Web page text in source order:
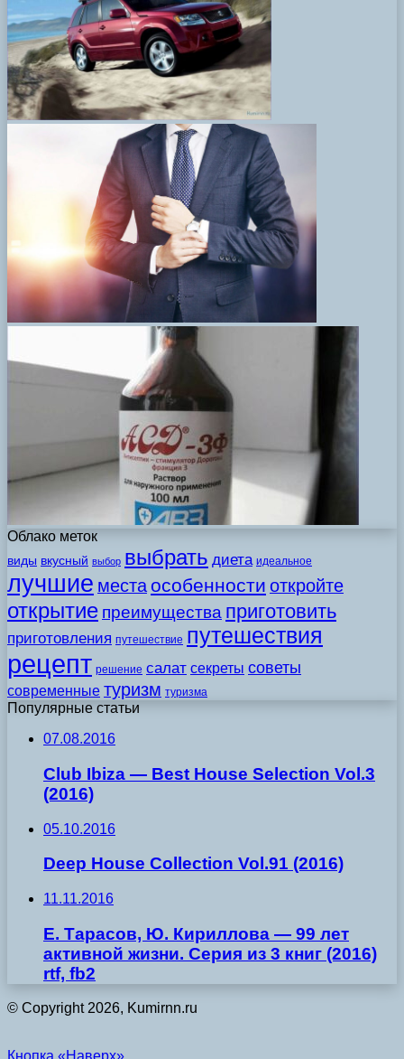
Облако меток
виды вкусный выбор выбрать диета идеальное
лучшие места особенности откройте
открытие преимущества приготовить
приготовления путешествие путешествия
рецепт решение салат секреты советы
современные туризм туризма
Популярные статьи
07.08.2016
Club Ibiza — Best House Selection Vol.3
(2016)
05.10.2016
Deep House Collection Vol.91 (2016)
11.11.2016
Е. Тарасов, Ю. Кириллова — 99 лет
активной жизни. Серия из 3 книг (2016)
rtf, fb2
© Copyright 2026, Kumirnn.ru